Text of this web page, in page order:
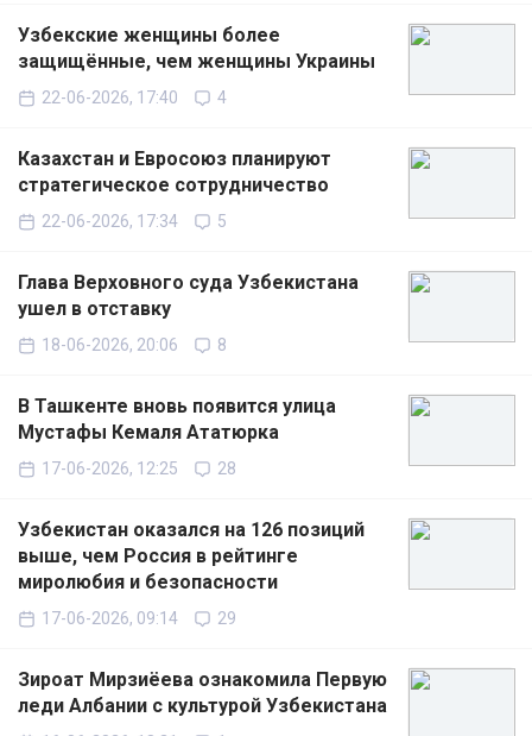
Узбекские женщины более
защищённые, чем женщины Украины
22-06-2026, 17:40 4
Казахстан и Евросоюз планируют
стратегическое сотрудничество
22-06-2026, 17:34 5
Глава Верховного суда Узбекистана
ушел в отставку
18-06-2026, 20:06 8
В Ташкенте вновь появится улица
Мустафы Кемаля Ататюрка
17-06-2026, 12:25 28
Узбекистан оказался на 126 позиций
выше, чем Россия в рейтинге
миролюбия и безопасности
17-06-2026, 09:14 29
Зироат Мирзиёева ознакомила Первую
леди Албании с культурой Узбекистана